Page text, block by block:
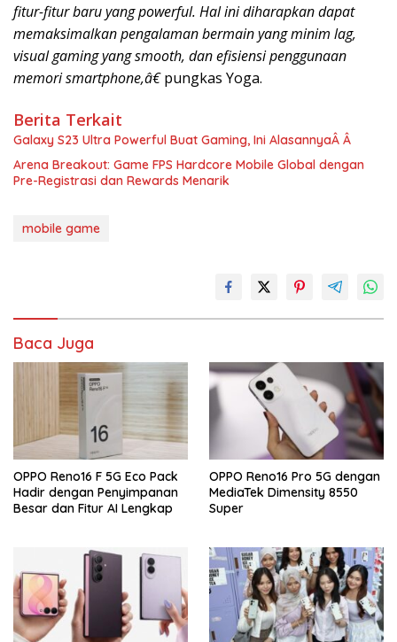
fitur-fitur baru yang powerful. Hal ini diharapkan dapat
memaksimalkan pengalaman bermain yang minim lag,
visual gaming yang smooth, dan efisiensi penggunaan
memori smartphone,â€pungkas Yoga.
Berita Terkait
Galaxy S23 Ultra Powerful Buat Gaming, Ini AlasannyaÂ Â
Arena Breakout: Game FPS Hardcore Mobile Global dengan
Pre-Registrasi dan Rewards Menarik
mobile game
Baca Juga
OPPO Reno16 F 5G Eco Pack
Hadir dengan Penyimpanan
Besar dan Fitur AI Lengkap
OPPO Reno16 Pro 5G dengan
MediaTek Dimensity 8550
Super